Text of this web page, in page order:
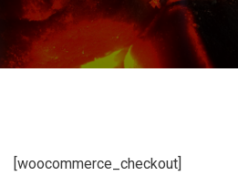
[woocommerce_checkout]